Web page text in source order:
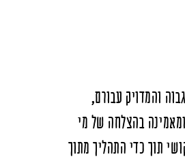
והמדויק עבורם,
בהצלחה של מי
תוך כדי התהליך מתוך